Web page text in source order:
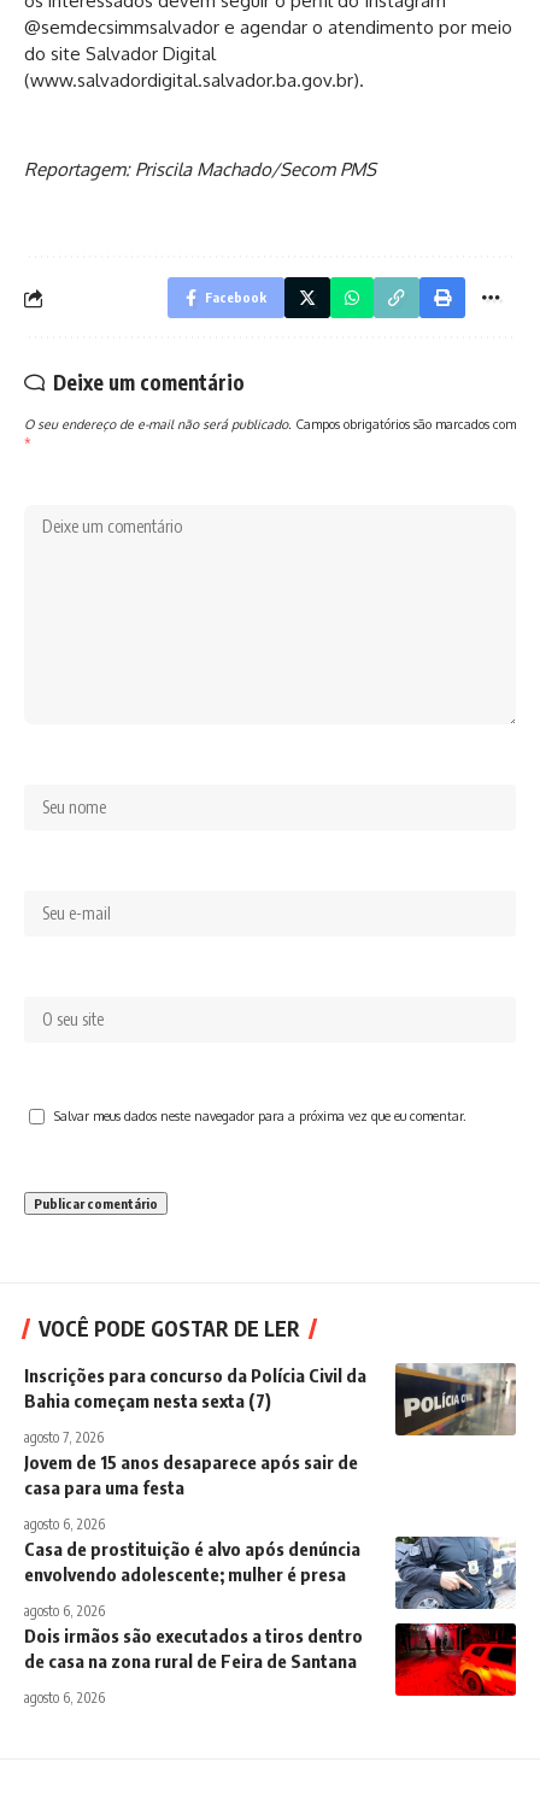
@semdecsimmsalvador e agendar o atendimento por meio
do site Salvador Digital
(www.salvadordigital.salvador.ba.gov.br).
Reportagem: Priscila Machado/Secom PMS
Facebook
Deixe um comentário
O seu endereço de e-mail não será publicado. Campos obrigatórios são marcados com
*
Salvar meus dados neste navegador para a próxima vez que eu comentar.
VOCÊ PODE GOSTAR DE LER
Inscrições para concurso da Polícia Civil da
Bahia começam nesta sexta (7)
agosto 7, 2026
Jovem de 15 anos desaparece após sair de
casa para uma festa
agosto 6, 2026
Casa de prostituição é alvo após denúncia
envolvendo adolescente; mulher é presa
agosto 6, 2026
Dois irmãos são executados a tiros dentro
de casa na zona rural de Feira de Santana
agosto 6, 2026